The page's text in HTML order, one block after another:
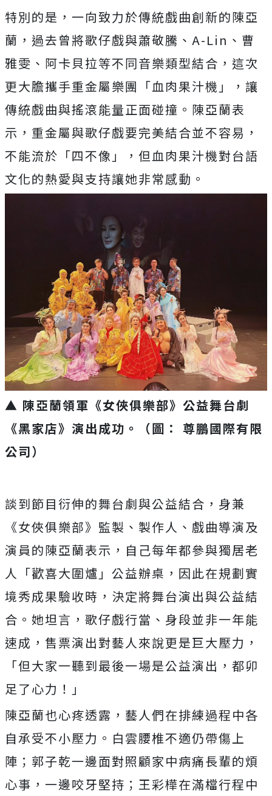
特別的是，一向致力於傳統戲曲創新的陳亞
蘭， 過去曾將歌仔戲與蕭敬騰、 A-Lin 、曹
雅雯、 阿卡貝拉等不同音樂類型結合，這次
更大膽攜手重金屬樂團「血肉果汁機」，讓
傳統戲曲與搖滾能量正面碰撞。陳亞蘭表
示， 重金屬與歌仔戲要完美結合並不容易，
不能流於「四不像」， 但血肉果汁機對台語
文化的熱愛與支持讓她非常感動。
▲ 陳亞蘭領軍《女俠俱樂部》公益舞台劇
《黑家店》演出成功。（圖： 尊鵬國際有限
公司）
談到節目衍伸的舞台劇與公益結合，身兼
《女俠俱樂部》監製、 製作人、戲曲導演及
演員的陳亞蘭表示，自己每年都參與獨居老
人「歡喜大圍爐」公益辦桌，因此在規劃實
境秀成果驗收時， 決定將舞台演出與公益結
合。她坦言，歌仔戲行當、 身段並非一年能
速成，售票演出對藝人來說更是巨大壓力，
「但大家一聽到最後一場是公益演出，都卯
足了心力！」
陳亞蘭也心疼透露，藝人們在排練過程中各
自承受不小壓力。 白雲腰椎不適仍帶傷上
陣； 郭子乾一邊面對照顧家中病痛長輩的煩
心事，一邊咬牙堅持； 王彩樺在滿檔行程中